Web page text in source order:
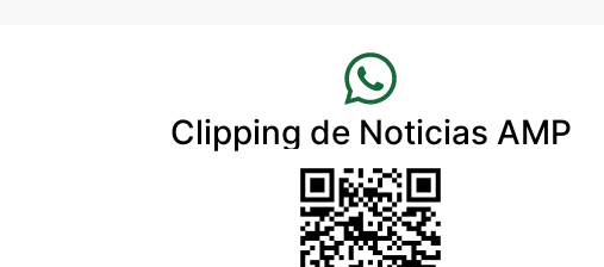
Clipping de Noticias AMP